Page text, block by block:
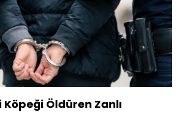
Öldüren Zanlı